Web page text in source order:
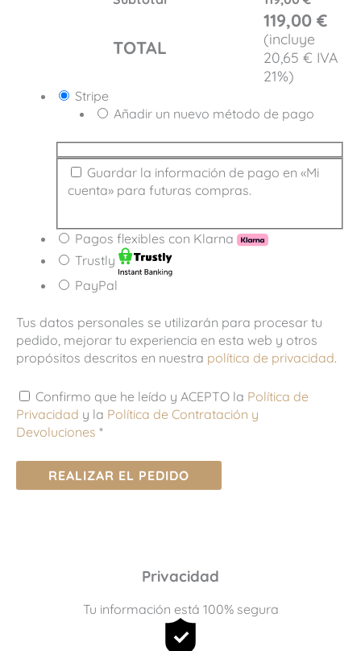
TOTAL
119,00 €
(incluye
20,65 € IVA
21%)
Stripe
Añadir un nuevo método de pago
Guardar la información de pago en «Mi
cuenta» para futuras compras.
Pagos flexibles con Klarna
Trustly
PayPal
Tus datos personales se utilizarán para procesar tu
pedido, mejorar tu experiencia en esta web y otros
propósitos descritos en nuestra política de privacidad.
Confirmo que he leído y ACEPTO la Política de
Privacidad y la Política de Contratación y
Devoluciones *
REALIZAR EL PEDIDO
Privacidad
Tu información está 100% segura